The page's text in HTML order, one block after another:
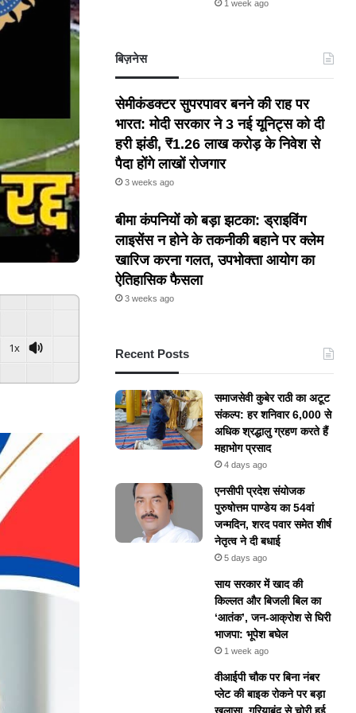
1x
1 week ago
बिज़नेस
सेमीकंडक्टर सुपरपावर बनने की राह पर
भारत: मोदी सरकार ने 3 नई यूनिट्स को दी
हरी झंडी, ₹1.26 लाख करोड़ के निवेश से
पैदा होंगे लाखों रोजगार
3 weeks ago
बीमा कंपनियों को बड़ा झटका: ड्राइविंग
लाइसेंस न होने के तकनीकी बहाने पर क्लेम
खारिज करना गलत, उपभोक्ता आयोग का
ऐतिहासिक फैसला
3 weeks ago
Recent Posts
समाजसेवी कुबेर राठी का अटूट
संकल्प: हर शनिवार 6,000 से
अधिक श्रद्धालु ग्रहण करते हैं
महाभोग प्रसाद
4 days ago
एनसीपी प्रदेश संयोजक
पुरुषोत्तम पाण्डेय का 54वां
जन्मदिन, शरद पवार समेत शीर्ष
नेतृत्व ने दी बधाई
5 days ago
​साय सरकार में खाद की
किल्लत और बिजली बिल का
‘आतंक’, जन-आक्रोश से घिरी
भाजपा: भूपेश बघेल
1 week ago
वीआईपी चौक पर बिना नंबर
प्लेट की बाइक रोकने पर बड़ा
खुलासा, गरियाबंद से चोरी हुई